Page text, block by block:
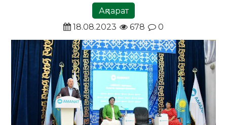
Ақпарат
18.08.2023
678 0